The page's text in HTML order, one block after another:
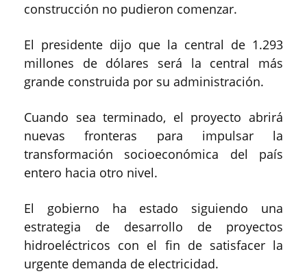
construcción no pudieron comenzar.
El presidente dijo que la central de 1.293
millones de dólares será la central más
grande construida por su administración.
Cuando sea terminado, el proyecto abrirá
nuevas fronteras para impulsar la
transformación socioeconómica del país
entero hacia otro nivel.
El gobierno ha estado siguiendo una
estrategia de desarrollo de proyectos
hidroeléctricos con el fin de satisfacer la
urgente demanda de electricidad.